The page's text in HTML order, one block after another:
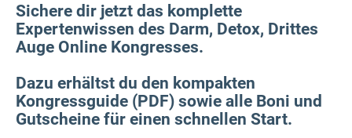
Sichere dir jetzt das komplette
Expertenwissen des Darm, Detox, Drittes
Auge Online Kongresses.
Dazu erhältst du den kompakten
Kongressguide (PDF) sowie alle Boni und
Gutscheine für einen schnellen Start.